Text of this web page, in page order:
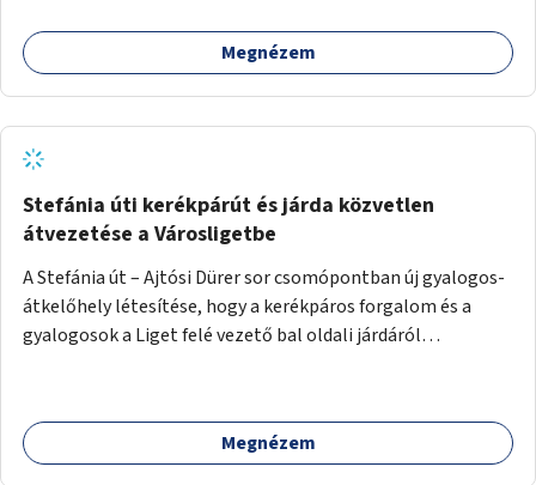
Megnézem
Stefánia úti kerékpárút és járda közvetlen
átvezetése a Városligetbe
A Stefánia út – Ajtósi Dürer sor csomópontban új gyalogos-
átkelőhely létesítése, hogy a kerékpáros forgalom és a
gyalogosok a Liget felé vezető bal oldali járdáról
Megnézem